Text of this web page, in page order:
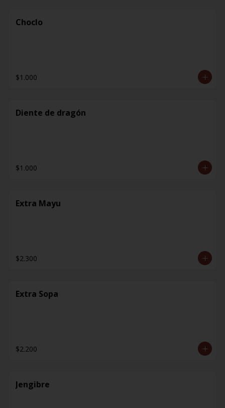
Choclo
$1.000
Diente de dragón
$1.000
Extra Mayu
$2.300
Extra Sopa
$2.200
Jengibre